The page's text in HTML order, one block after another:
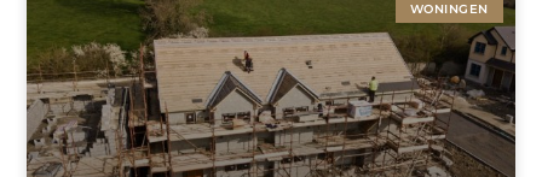
WONINGEN